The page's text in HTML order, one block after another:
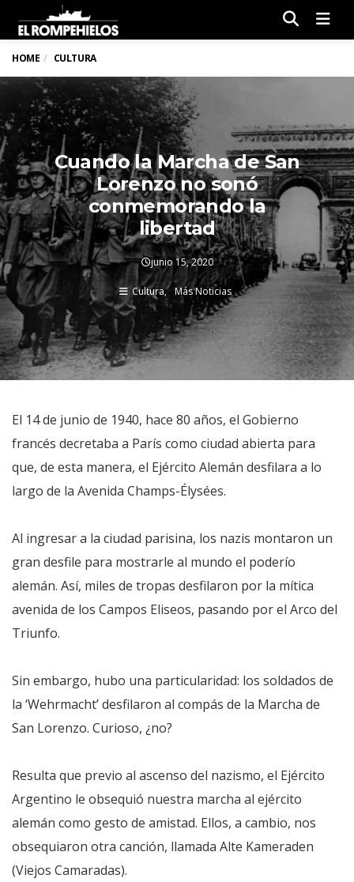
HOME CULTURA
Cuando la Marcha de San
Lorenzo no sonó
conmemorando la
libertad
junio 15, 2020
Cultura Más Noticias
El 14 de junio de 1940, hace 80 años, el Gobierno
francés decretaba a París como ciudad abierta para
que, de esta manera, el Ejército Alemán desfilara a lo
largo de la Avenida Champs-Élysées.
Al ingresar a la ciudad parisina, los nazis montaron un
gran desfile para mostrarle al mundo el poderío
alemán. Así, miles de tropas desfilaron por la mítica
avenida de los Campos Eliseos, pasando por el Arco del
Triunfo.
Sin embargo, hubo una particularidad: los soldados de
la ‘Wehrmacht’ desfilaron al compás de la Marcha de
San Lorenzo. Curioso, ¿no?
Resulta que previo al ascenso del nazismo, el Ejército
Argentino le obsequió nuestra marcha al ejército
alemán como gesto de amistad. Ellos, a cambio, nos
obsequiaron otra canción, llamada Alte Kameraden
(Viejos Camaradas).